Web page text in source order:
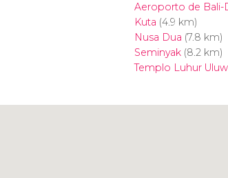
Aeroporto de Bali-
Kuta (4.9 km)
Nusa Dua (7.8 km)
Seminyak(8.2 km)
Templo Luhur